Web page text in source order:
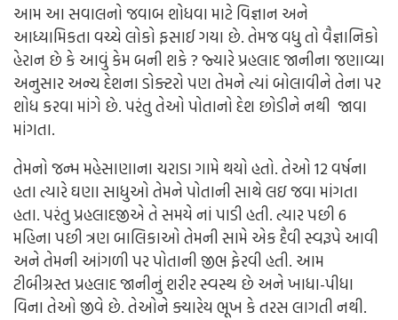
આમ આ સવાલનો જવાબ શોધવા માટે વિજ્ઞાન અને
આધ્યામિકતા વચ્ચે લોકો ફસાઈ ગયા છે. તેમજ વધુ તો વૈજ્ઞાનિકો
હેરાન છે કે આવું કેમ બની શકે ? જ્યારે પ્રહલાદ જાનીના જણાવ્યા
અનુસાર અન્ય દેશના ડોક્ટરો પણ તેમને ત્યાં બોલાવીને તેના પર
શોધ કરવા માંગે છે. પરંતુ તેઓ પોતાનો દેશ છોડીને નથી જાવા
માંગતા.
તેમનો જન્મ મહેસાણાના ચરાડા ગામે થયો હતો. તેઓ 12 વર્ષના
હતા ત્યારે ઘણા સાધુઓ તેમને પોતાની સાથે લઇ જવા માંગતા
હતા. પરંતુ પ્રહલાદજીએ તે સમયે નાં પાડી હતી. ત્યાર પછી 6
મહિના પછી ત્રણ બાલિકાઓ તેમની સામે એક દૈવી સ્વરૂપે આવી
અને તેમની આંગળી પર પોતાની જીભ ફેરવી હતી. આમ
ટીબીગ્રસ્ત પ્રહલાદ જાનીનું શરીર સ્વસ્થ છે અને ખાધા-પીધા
વિના તેઓ જીવે છે. તેઓને ક્યારેય ભૂખ કે તરસ લાગતી નથી.